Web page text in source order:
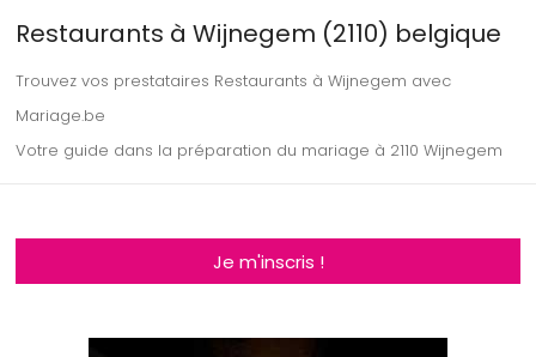
Restaurants à Wijnegem (2110) belgique
Trouvez vos prestataires Restaurants à Wijnegem avec
Mariage.be
Votre guide dans la préparation du mariage à 2110 Wijnegem
Je m'inscris !